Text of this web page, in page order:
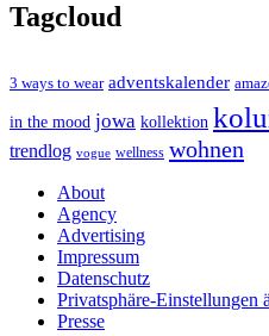
Tagcloud
3 ways to wear adventskalender
in the mood jowa kollektion
trendlog vogue wellness wohnen
About
Agency
Advertising
Impressum
Datenschutz
Privatsphäre-Einstellungen
Presse